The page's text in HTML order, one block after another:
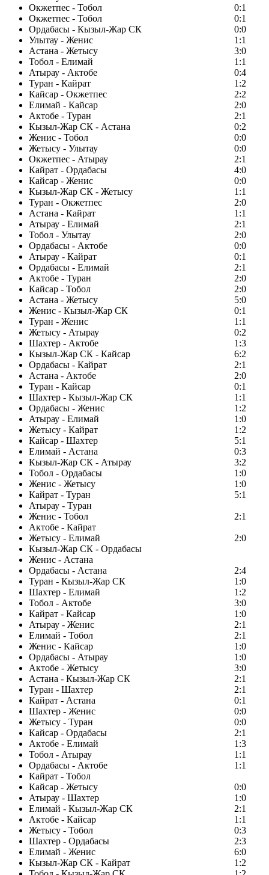
Окжетпес - Тобол
0:1
Окжетпес - Тобол
0:1
Ордабасы - Кызыл-Жар СК
0:0
Улытау - Женис
1:1
Астана - Жетысу
3:0
Тобол - Елимай
1:1
Атырау - Актобе
0:4
Туран - Кайрат
1:2
Кайсар - Окжетпес
2:2
Елимай - Кайсар
2:0
Актобе - Туран
2:1
Кызыл-Жар СК - Астана
0:2
Женис - Тобол
0:0
Жетысу - Улытау
0:0
Окжетпес - Атырау
2:1
Кайрат - Ордабасы
4:0
Кайсар - Женис
0:0
Кызыл-Жар СК - Жетысу
1:1
Туран - Окжетпес
2:0
Астана - Кайрат
1:1
Атырау - Елимай
2:1
Тобол - Улытау
2:0
Ордабасы - Актобе
0:0
Атырау - Кайрат
0:1
Ордабасы - Елимай
2:1
Актобе - Туран
2:0
Кайсар - Тобол
2:0
Астана - Жетысу
5:0
Женис - Кызыл-Жар СК
0:1
Туран - Женис
1:1
Жетысу - Атырау
0:2
Шахтер - Актобе
1:3
Кызыл-Жар СК - Кайсар
6:2
Ордабасы - Кайрат
2:1
Астана - Актобе
2:0
Туран - Кайсар
0:1
Шахтер - Кызыл-Жар СК
1:1
Ордабасы - Женис
1:2
Атырау - Елимай
1:0
Жетысу - Кайрат
1:2
Кайсар - Шахтер
5:1
Елимай - Астана
0:3
Кызыл-Жар СК - Атырау
3:2
Тобол - Ордабасы
1:0
Женис - Жетысу
1:0
Кайрат - Туран
5:1
Атырау - Туран
Женис - Тобол
2:1
Актобе - Кайрат
Жетысу - Елимай
2:0
Кызыл-Жар СК - Ордабасы
Женис - Астана
Ордабасы - Астана
2:4
Туран - Кызыл-Жар СК
1:0
Шахтер - Елимай
1:2
Тобол - Актобе
3:0
Кайрат - Кайсар
1:0
Атырау - Женис
2:1
Елимай - Тобол
2:1
Женис - Кайсар
1:0
Ордабасы - Атырау
1:0
Актобе - Жетысу
3:0
Астана - Кызыл-Жар СК
2:1
Туран - Шахтер
2:1
Кайрат - Астана
0:1
Шахтер - Женис
0:0
Жетысу - Туран
0:0
Кайсар - Ордабасы
2:1
Актобе - Елимай
1:3
Тобол - Атырау
1:1
Ордабасы - Актобе
1:1
Кайрат - Тобол
Кайсар - Жетысу
0:0
Атырау - Шахтер
1:0
Елимай - Кызыл-Жар СК
2:1
Актобе - Кайсар
1:1
Жетысу - Тобол
0:3
Шахтер - Ордабасы
2:3
Елимай - Женис
6:0
Кызыл-Жар СК - Кайрат
1:2